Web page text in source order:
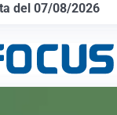
del 07/08/2026